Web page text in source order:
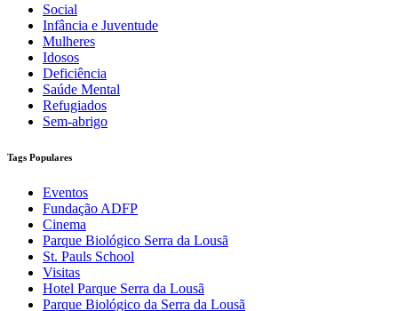
Social
Infância e Juventude
Mulheres
Idosos
Deficiência
Saúde Mental
Refugiados
Sem-abrigo
Tags Populares
Eventos
Fundação ADFP
Cinema
Parque Biológico Serra da Lousã
St. Pauls School
Visitas
Hotel Parque Serra da Lousã
Parque Biológico da Serra da Lousã